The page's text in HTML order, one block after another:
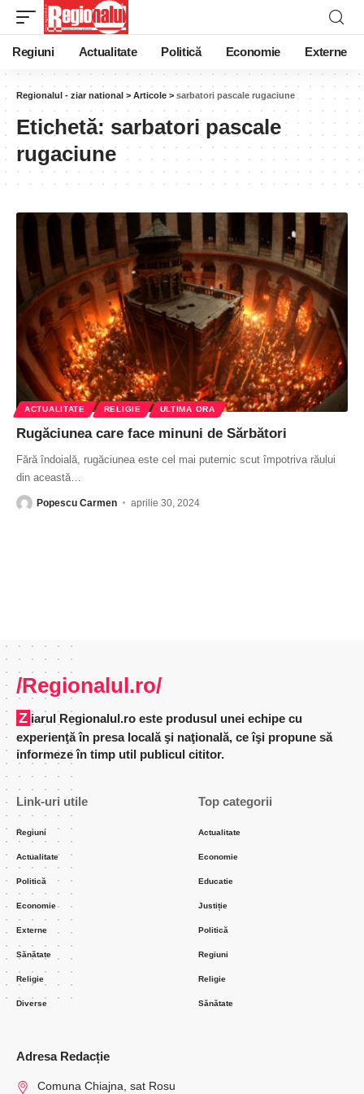
Regiuni Actualitate Politică Economie Externe
Regionalul - ziar national > Articole > sarbatori pascale rugaciune
Etichetă: sarbatori pascale
rugaciune
ACTUALITATE RELIGIE ULTIMA ORA
Rugăciunea care face minuni de Sărbători
Fără îndoială, rugăciunea este cel mai puternic scut împotriva răului
din această
Popescu Carmen aprilie 30, 2024
/Regionalul.ro/
Ziarul Regionalul.ro este produsul unei echipe cu
experienţă în presa locală şi naţională, ce îşi propune să
informeze în timp util publicul cititor.
Link-uri utile
Regiuni
Actualitate
Politică
Economie
Externe
Sănătate
Religie
Diverse
Top categorii
Actualitate
Economie
Educatie
Justiție
Politică
Regiuni
Religie
Sănătate
Adresa Redacție
Comuna Chiajna, sat Rosu